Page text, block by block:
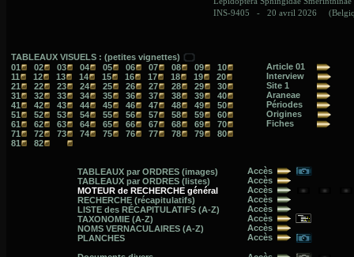
TABLEAUX VISUELS : (petites vignettes)
01
02 03 04 05 06 07 08 09
10
11
12 13 14 15 16 17 18 19
20
21
22 23 24 25 26 27 28 29
30
31
32 33 34 35 36 37 38 39
40
41
42 43 44 45 46 47 48 49
50
51
52 53 54 55 56 57 58 59
60
61
62 63 64 65 66 67 68 69
70
71
72 73 74 75 76 77 78 79
80
81
82
TABLEAUX par ORDRES (images)
TABLEAUX par ORDRES (listes)
MOTEUR de RECHERCHE général
RECHERCHE (récapitulatifs)
LISTE des RÉCAPITULATIFS (A-Z)
TAXONOMIE (A-Z)
NOMS VERNACULAIRES (A-Z)
PLANCHES
Article 01
Interview
Site 1
Araneae
Périodes
Origines
Fiches
Accès
Accès
Accès
Accès
Accès
Accès
Accès
Accès